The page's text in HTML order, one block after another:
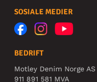
SOSIALE MEDIER
BEDRIFT
Motley Denim Norge AS
911 891 581 MVA